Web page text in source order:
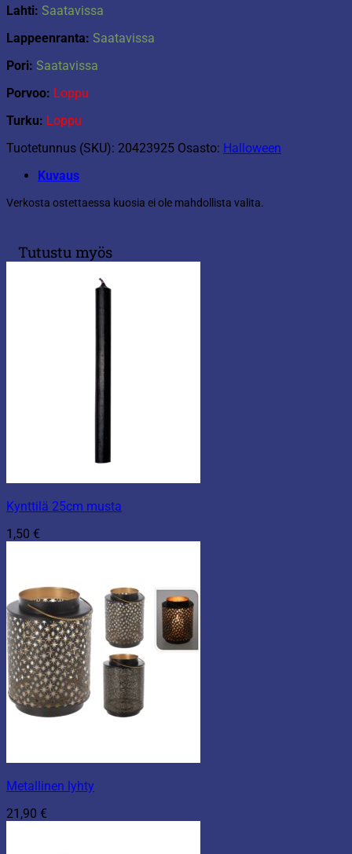
Lahti: Saatavissa
Lappeenranta: Saatavissa
Pori: Saatavissa
Porvoo: Loppu
Turku: Loppu
Tuotetunnus (SKU): 20423925 Osasto: Halloween
Kuvaus
Verkosta ostettaessa kuosia ei ole mahdollista valita.
Tutustu myös
Kynttilä 25cm musta
1,50 €
Metallinen lyhty
21,90 €